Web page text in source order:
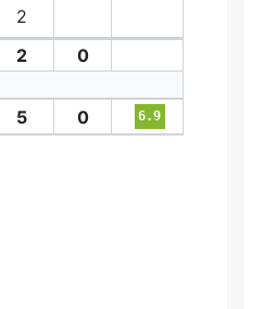
2
2 0
5 0 6.9